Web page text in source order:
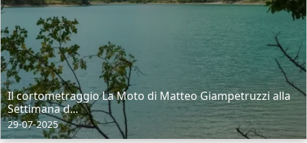
Il cortometraggio La Moto di Matteo Giampetruzzi alla
Settimana d...
29-07-2025